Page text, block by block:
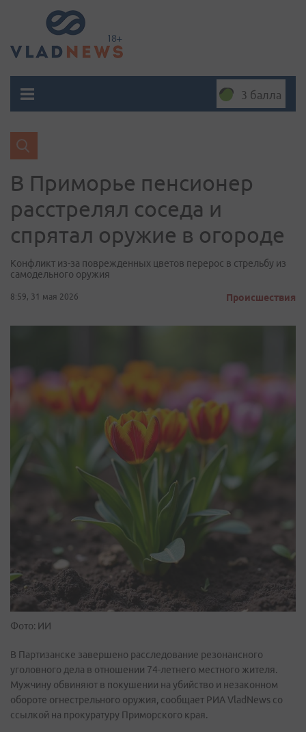
3 балла
В Приморье пенсионер
расстрелял соседа и
спрятал оружие в огороде
Конфликт из-за поврежденных цветов перерос в стрельбу из
самодельного оружия
8:59, 31 мая 2026 Происшествия
Фото: ИИ
В Партизанске завершено расследование резонансного
уголовного дела в отношении 74-летнего местного жителя.
Мужчину обвиняют в покушении на убийство и незаконном
обороте огнестрельного оружия, сообщает РИА VladNews со
ссылкой на прокуратуру Приморского края.